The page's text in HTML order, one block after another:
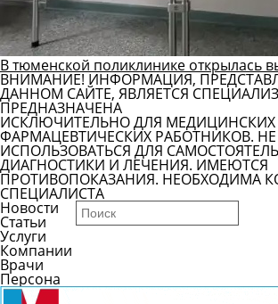
В тюменской поликлинике открылась
ВНИМАНИЕ! ИНФОРМАЦИЯ,
ДАННОМ САЙТЕ, ЯВЛЯЕТСЯ
ПРЕДНАЗНАЧЕНА
ИСКЛЮЧИТЕЛЬНО ДЛЯ МЕДИЦИНСКИХ
ФАРМАЦЕВТИЧЕСКИХ РАБОТНИКОВ.
ИСПОЛЬЗОВАТЬСЯ ДЛЯ
ДИАГНОСТИКИ И ЛЕЧЕНИЯ. ИМЕЮТСЯ
ПРОТИВОПОКАЗАНИЯ. НЕОБХОДИМА
СПЕЦИАЛИСТА
Новости
Статьи
Услуги
Компании
Врачи
Персона